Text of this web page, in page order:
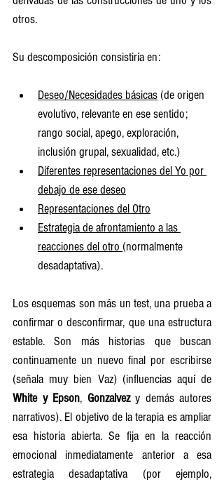
otros.
Su descomposición consistiría en:
Deseo/Necesidades básicas (de origen
evolutivo, relevante en ese sentido;
rango social, apego, exploración,
inclusión grupal, sexualidad, etc.)
Diferentes representaciones del Yo por
debajo de ese deseo
Representaciones del Otro
Estrategia de afrontamiento a las
reacciones del otro (normalmente
desadaptativa).
Los esquemas son más un test, una prueba a
confirmar o desconfirmar, que una estructura
estable. Son más historias que buscan
continuamente un nuevo final por escribirse
White y Epson, Gonzalvez y demás autores
narrativos). El objetivo de la terapia es ampliar
esa historia abierta. Se fija en la reacción
emocional inmediatamente anterior a esa
estrategia desadaptativa (por ejemplo,